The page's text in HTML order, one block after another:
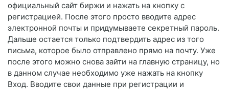
официальный сайт биржи и нажать на кнопку с
регистрацией. После этого просто вводите адрес
электронной почты и придумываете секретный пароль.
Дальше остается только подтвердить адрес из того
письма, которое было отправлено прямо на почту. Уже
после этого можно снова зайти на главную страницу, но
в данном случае необходимо уже нажать на кнопку
Вход. Вводите свои данные при регистрации и